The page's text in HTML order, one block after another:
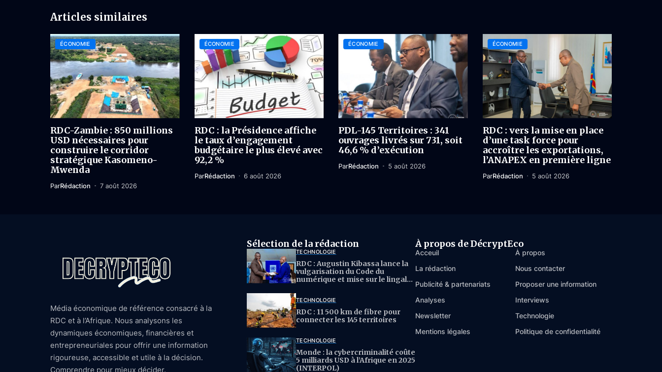
Articles similaires
ÉCONOMIE
RDC-Zambie : 850 millions
USD nécessaires pour
construire le corridor
stratégique Kasomeno-
Mwenda
ParRédaction 7 août 2026
ÉCONOMIE
RDC : la Présidence affiche
le taux d’engagement
budgétaire le plus élevé avec
92,2 %
ParRédaction 6 août 2026
ÉCONOMIE
PDL-145 Territoires : 341
ouvrages livrés sur 731, soit
46,6 % d’exécution
ParRédaction 5 août 2026
ÉCONOMIE
RDC : vers la mise en place
d’une task force pour
accroître les exportations,
l’ANAPEX en première ligne
ParRédaction 5 août 2026
Média économique de référence consacré à la
RDC et à l’Afrique. Nous analysons les
dynamiques économiques, financières et
entrepreneuriales pour offrir une information
rigoureuse, accessible et utile à la décision.
Comprendre pour mieux décider.
Sélection de la rédaction
TECHNOLOGIE
RDC : Augustin Kibassa lance la
vulgarisation du Code du
numérique et mise sur le lingala
TECHNOLOGIE
RDC : 11 500 km de fibre pour
connecter les 145 territoires
TECHNOLOGIE
Monde : la cybercriminalité coûte
5 milliards USD à l’Afrique en 2025
(INTERPOL)
À propos de DécryptEco
Acceuil
À propos
La rédaction
Nous contacter
Publicité & partenariats
Proposer une information
Analyses
Interviews
Newsletter
Technologie
Mentions légales
Politique de confidentialité